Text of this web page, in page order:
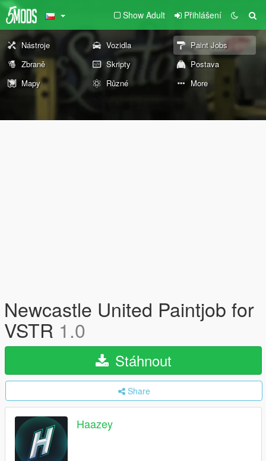
Show Adult Přihlášení
Nástroje Vozidla
Paint Jobs
Zbraně
Skripty
Postava
Mapy
Různé More
Newcastle United Paintjob for
VSTR 1.0
Stáhnout
Share
Haazey